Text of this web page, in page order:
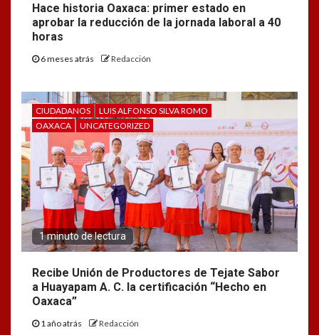
Hace historia Oaxaca: primer estado en
aprobar la reducción de la jornada laboral a 40
horas
6 meses atrás Redacción
CIUDADANOS
LUIS ALFONSO SILVA ROMO
OAXACA
UNCATEGORIZED
1 minuto de lectura
Recibe Unión de Productores de Tejate Sabor
a Huayapam A. C. la certificación “Hecho en
Oaxaca”
1 año atrás Redacción